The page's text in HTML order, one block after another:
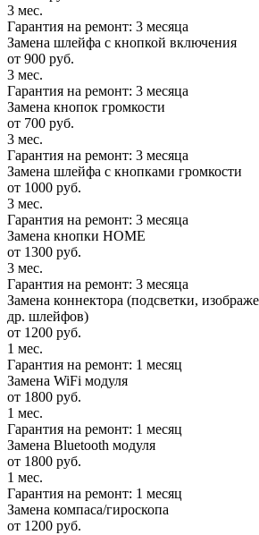
3 мес.
Гарантия на ремонт: 3 месяца
Замена шлейфа с кнопкой включения
от 900 руб.
3 мес.
Гарантия на ремонт: 3 месяца
Замена кнопок громкости
от 700 руб.
3 мес.
Гарантия на ремонт: 3 месяца
Замена шлейфа с кнопками громкости
от 1000 руб.
3 мес.
Гарантия на ремонт: 3 месяца
Замена кнопки HOME
от 1300 руб.
3 мес.
Гарантия на ремонт: 3 месяца
Замена коннектора (подсветки,
др. шлейфов)
от 1200 руб.
1 мес.
Гарантия на ремонт: 1 месяц
Замена WiFi модуля
от 1800 руб.
1 мес.
Гарантия на ремонт: 1 месяц
Замена Bluetooth модуля
от 1800 руб.
1 мес.
Гарантия на ремонт: 1 месяц
Замена компаса/гироскопа
от 1200 руб.